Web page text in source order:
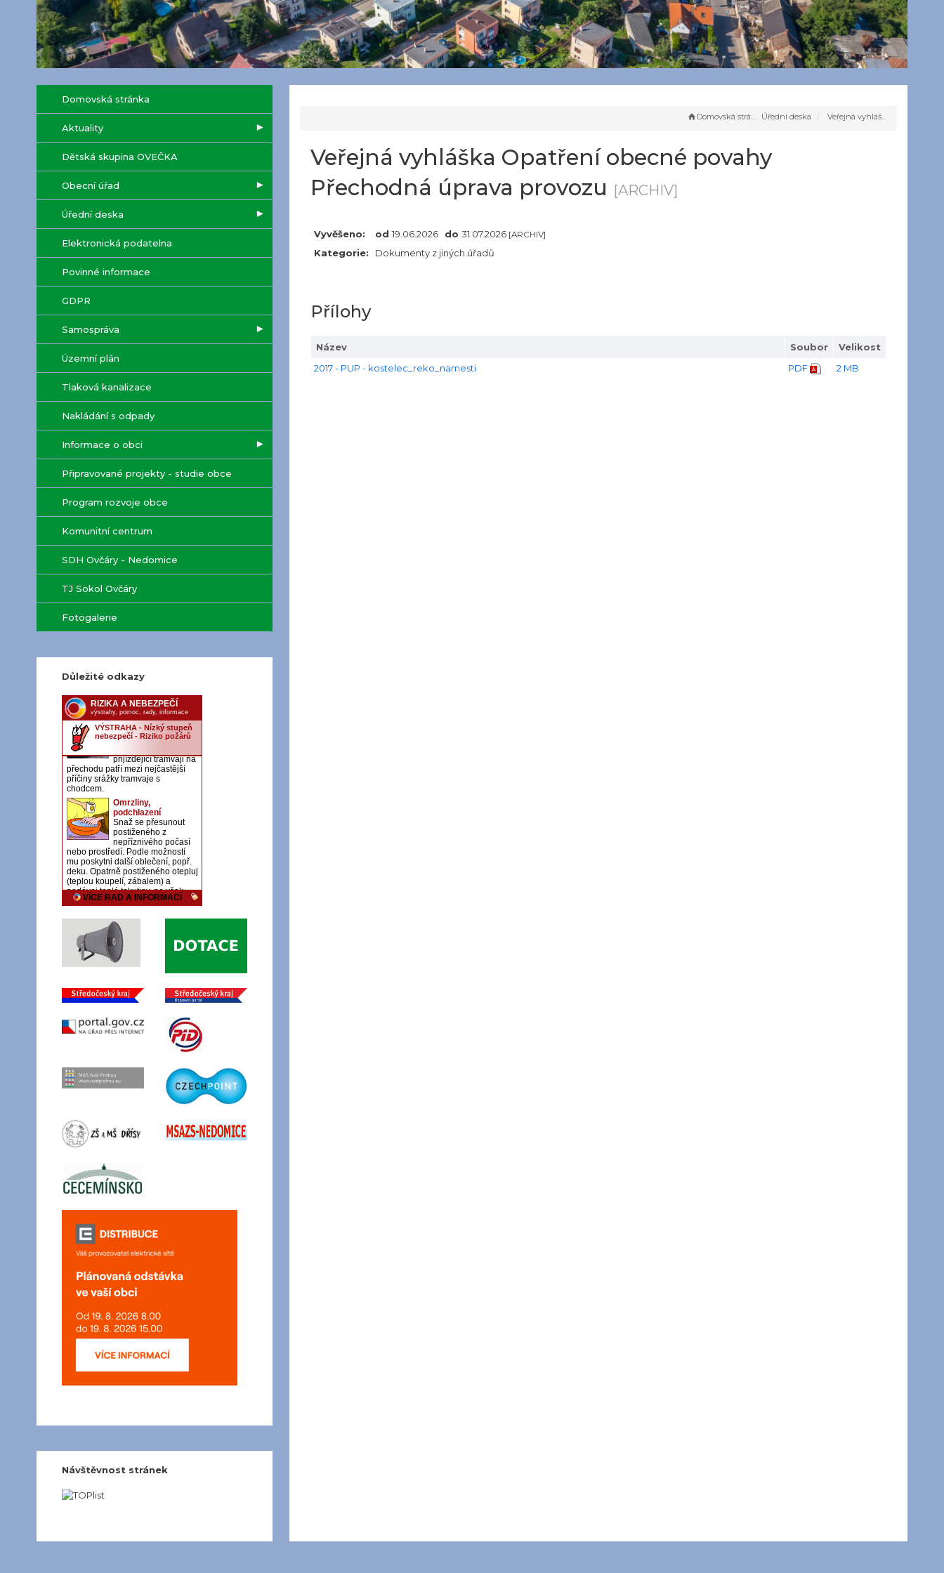
Domovská stránka
Aktuality
Dětská skupina OVEČKA
Obecní úřad
Úřední deska
Elektronická podatelna
Povinné informace
GDPR
Samospráva
Územní plán
Tlaková kanalizace
Nakládání s odpady
Informace o obci
Připravované projekty - studie obce
Program rozvoje obce
Komunitní centrum
SDH Ovčáry - Nedomice
TJ Sokol Ovčáry
Fotogalerie
Důležité odkazy
Návštěvnost stránek
Domovská stránka Úřední deska Veřejná vyhláška Opatření obecné povahy Přechodná úprava provozu
Veřejná vyhláška Opatření obecné povahy
Přechodná úprava provozu [ARCHIV]
Vyvěšeno: od 19.06.2026 do 31.07.2026 [ARCHIV]
Kategorie: Dokumenty z jiných úřadů
Přílohy
Název Soubor
Velikost
2017 - PUP - kostelec_reko_namesti
PDF 2 MB